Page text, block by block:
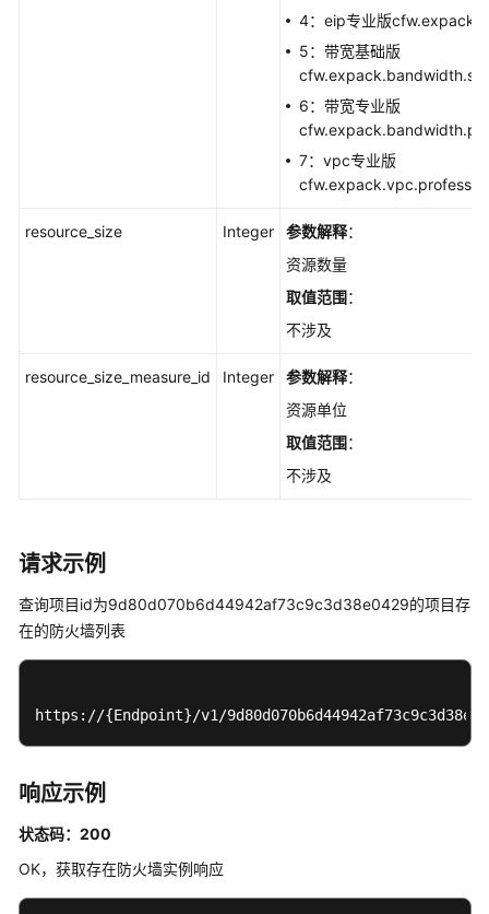
4：eip专业版
5：带宽基础版
6：带宽专业版
7：vpc专业版
resource_size Integer 参数解释：
资源数量
取值范围：
不涉及
resource_size_measure_id Integer 参数解释：
资源单位
取值范围：
不涉及
请求示例
查询项目id为9d80d070b6d44942af73c9c3d38e0429的项目存
在的防火墙列表
https://{Endpoint}/v1/
响应示例
状态码：200
OK，获取存在防火墙实例响应